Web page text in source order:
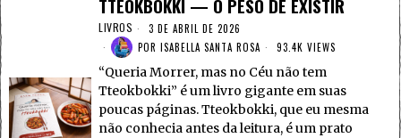
TTEOKBOKKI — O PESO DE EXISTIR
LIVROS
3 DE ABRIL DE 2026
POR ISABELLA SANTA ROSA 93.4K VIEWS
“Queria Morrer, mas no Céu não tem
Tteokbokki” é um livro gigante em suas
poucas páginas. Tteokbokki, que eu mesma
não conhecia antes da leitura, é um prato